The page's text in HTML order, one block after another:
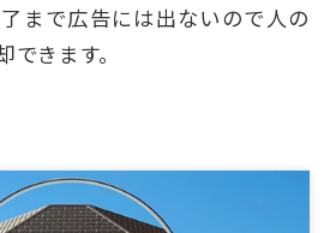
まで広告には出ないので人の
きます。